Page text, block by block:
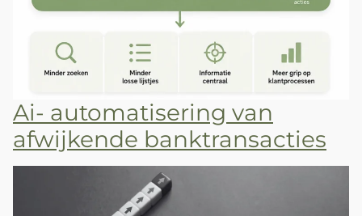
Ai- automatisering van
afwijkende banktransacties